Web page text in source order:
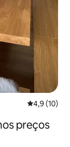
4,9 de uma
4,9 (10)
preços